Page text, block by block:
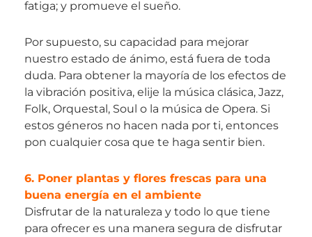
fatiga; y promueve el sueño.
Por supuesto, su capacidad para mejorar
nuestro estado de ánimo, está fuera de toda
duda. Para obtener la mayoría de los efectos de
la vibración positiva, elije la música clásica, Jazz,
Folk, Orquestal, Soul o la música de Opera. Si
estos géneros no hacen nada por ti, entonces
pon cualquier cosa que te haga sentir bien.
6. Poner plantas y flores frescas para una
buena energía en el ambiente
Disfrutar de la naturaleza y todo lo que tiene
para ofrecer es una manera segura de disfrutar